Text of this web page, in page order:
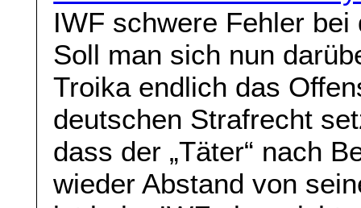
IWF schwere Fehler bei
Soll man sich nun
Troika endlich das
deutschen Strafrecht
dass der „Täter“ nach
wieder Abstand von